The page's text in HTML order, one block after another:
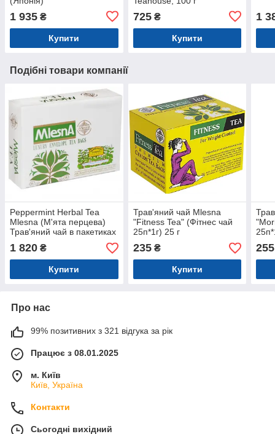
1 935 ₴
Купити
725₴
Купити
1
Подібні товари компанії
Peppermint Herbal Tea
Mlesna (М'ята перцева)
Трав'яний чай в пакетиках
300г (200п х 1.5 г)
1 820 ₴
Купити
Трав'яний чай Mlesna
"Fitness Tea" (Фітнес чай
25п*1г) 25 г
235₴
Купити
255
Про нас
99% позитивних з 321 відгука за рік
Працює з 08.01.2025
м. Київ
Київ, Україна
Контакти
Сьогодні вихідний